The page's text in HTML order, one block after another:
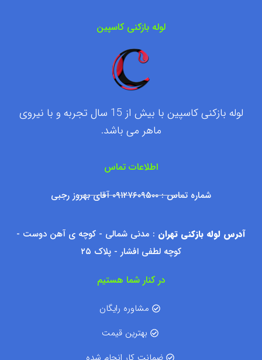
لوله بازکنی کاسپین
لوله بازکنی کاسپین با بیش از 15 سال تجربه و با نیروی
ماهر می باشد.
اطلاعات تماس
شماره تماس : ۰۹۱۲۷۶۰۹۵۰۰ آقای بهروز رجبی
آدرس لوله بازکنی تهران : مدنی شمالی - کوچه ی آهن دوست -
کوچه لطفی افشار - پلاک ۲۵
در کنار شما هستیم
مشاوره رایگان
بهترین قیمت